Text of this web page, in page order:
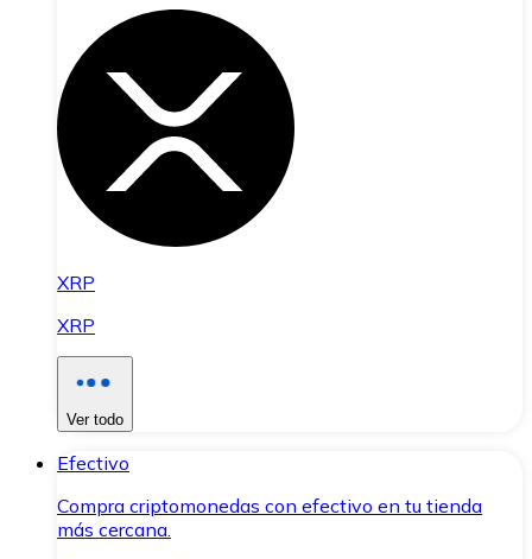
XRP
XRP
Ver todo
Efectivo
Compra criptomonedas con efectivo en tu tienda
más cercana.